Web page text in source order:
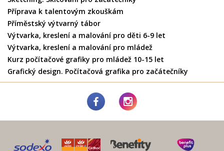
Příprava k talentovým zkouškám
Příměstský výtvarný tábor
Výtvarka, kreslení a malování pro děti 6-9 let
Výtvarka, kreslení a malování pro mládež
Kurz počítačové grafiky pro mládež 10-15 let
Grafický design. Počítačová grafika pro začátečníky